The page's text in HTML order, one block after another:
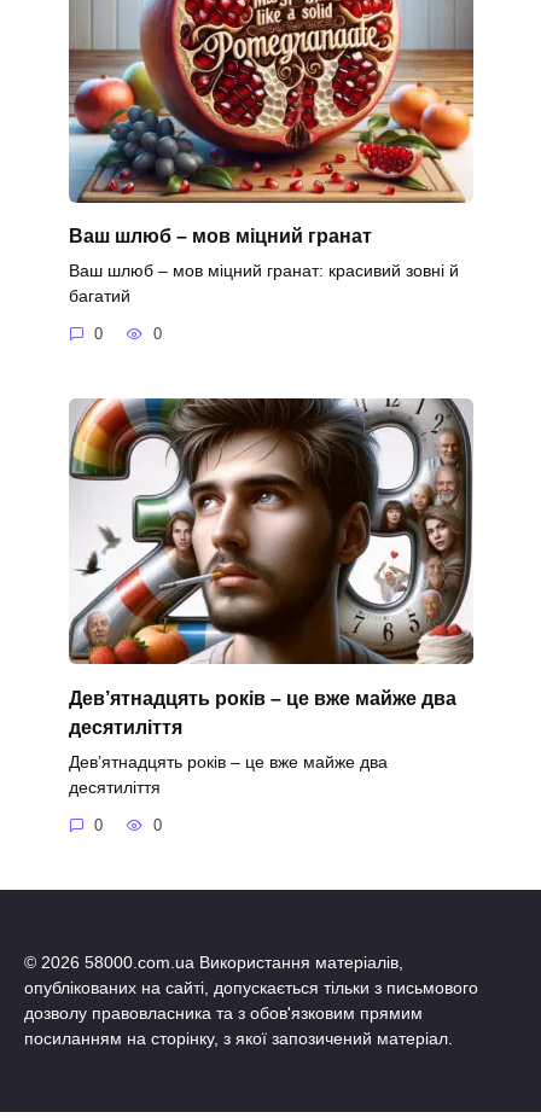
Ваш шлюб – мов міцний гранат
Ваш шлюб – мов міцний гранат: красивий зовні й
багатий
0 0
Дев’ятнадцять років – це вже майже два
десятиліття
Дев’ятнадцять років – це вже майже два
десятиліття
0 0
© 2026 58000.com.ua Використання матеріалів,
опублікованих на сайті, допускається тільки з письмового
дозволу правовласника та з обов'язковим прямим
посиланням на сторінку, з якої запозичений матеріал.